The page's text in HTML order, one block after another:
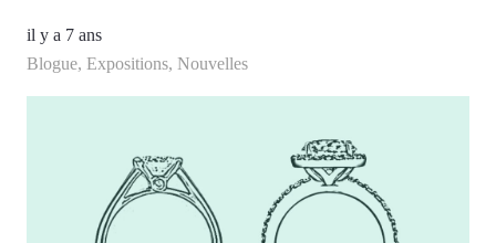
il y a 7 ans
Blogue, Expositions, Nouvelles